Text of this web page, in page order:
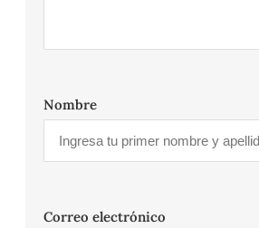
Nombre
Correo electrónico